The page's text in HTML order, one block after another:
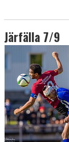
Järfälla 7/9